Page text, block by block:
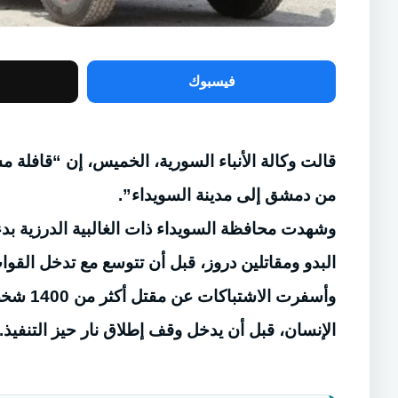
فيسبوك
من دمشق إلى مدينة السويداء”.
البدو ومقاتلين دروز، قبل أن تتوسع مع تدخل
الإنسان، قبل أن يدخل وقف إطلاق نار حيز